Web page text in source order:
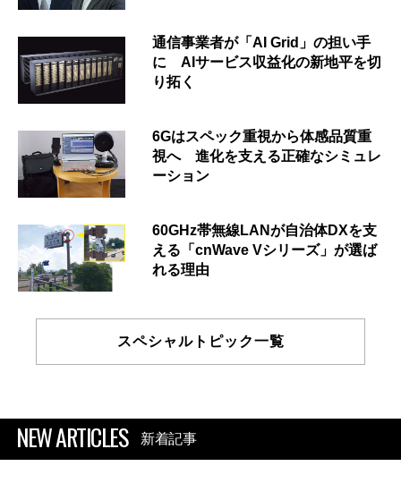
通信事業者が「AI Grid」の担い手
に AIサービス収益化の新地平を切
り拓く
6Gはスペック重視から体感品質重
視へ 進化を支える正確なシミュレ
ーション
60GHz帯無線LANが自治体DXを支
える「cnWave Vシリーズ」が選ば
れる理由
スペシャルトピック一覧
NEW ARTICLES 新着記事